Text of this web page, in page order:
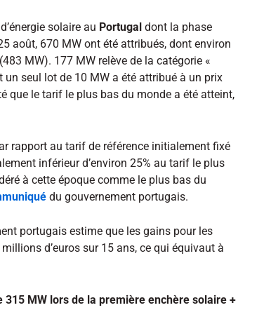
solaire au Portugal dont la phase
août, 670 MW ont été attribués, dont environ
MW). 177 MW relève de la catégorie «
seul lot de 10 MW a été attribué à un prix
que le tarif le plus bas du monde a été atteint,
rapport au tarif de référence initialement fixé
inférieur d’environ 25% au tarif le plus
à cette époque comme le plus bas du
du gouvernement portugais.
portugais estime que les gains pour les
d’euros sur 15 ans, ce qui équivaut à
315 MW lors de la première enchère solaire +